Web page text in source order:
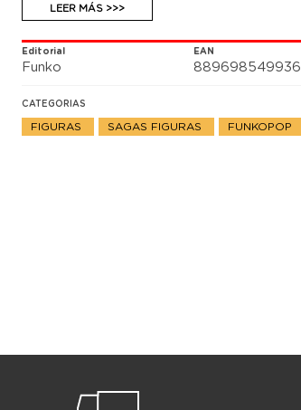
LEER MÁS >>>
Editorial
Funko
EAN
889698549936
CATEGORIAS
FIGURAS SAGAS FIGURAS FUNKOPOP